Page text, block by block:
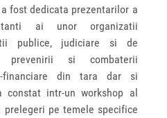
fost dedicata prezentarilor a
ai unor organizatii
publice, judiciare si de
si combaterii
financiare din tara dar si
intr-un workshop al
pe temele specifice